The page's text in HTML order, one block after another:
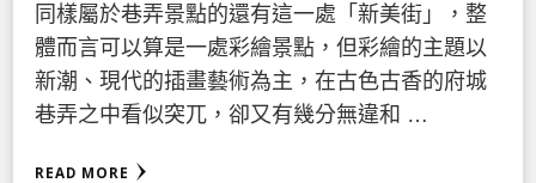
同樣屬於巷弄景點的還有這一處「新美街」，整
體而言可以算是一處彩繪景點，但彩繪的主題以
新潮、現代的插畫藝術為主，在古色古香的府城
巷弄之中看似突兀，卻又有幾分無違和 …
READ MORE